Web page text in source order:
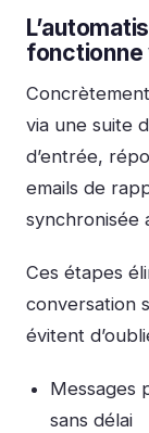
fonctionne
via une suite
d’entrée,
emails de
synchronisée
Ces étapes
conversation
évitent
Messages
sans délai